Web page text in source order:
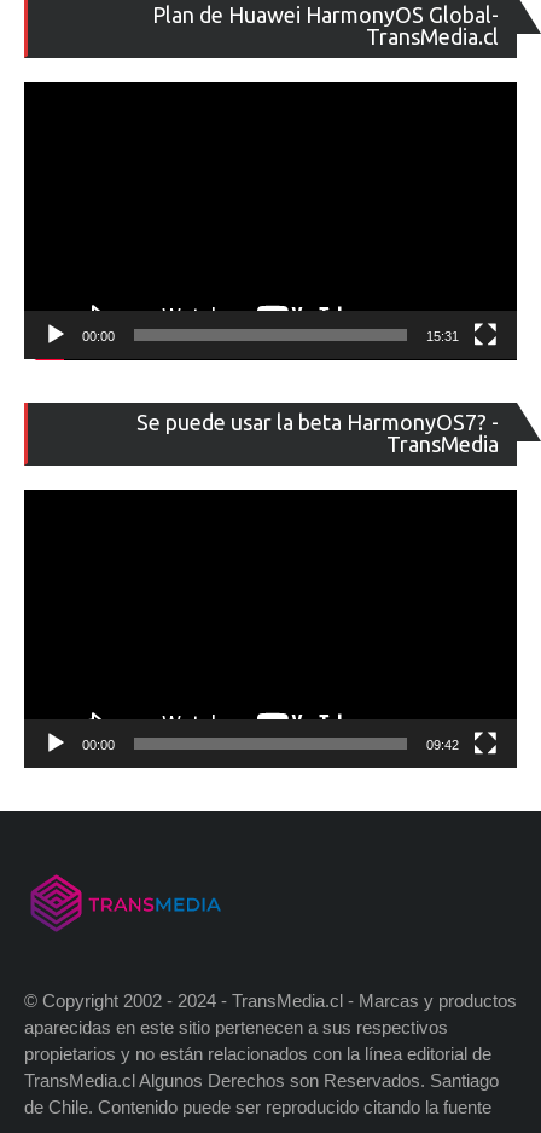
Plan de Huawei HarmonyOS Global-
TransMedia.cl
de
00:00 15:31
Se puede usar la beta HarmonyOS7? -
TransMedia
de
00:00 09:42
© Copyright 2002 - 2024 - TransMedia.cl - Marcas y productos
aparecidas en este sitio pertenecen a sus respectivos
propietarios y no están relacionados con la línea editorial de
TransMedia.cl Algunos Derechos son Reservados. Santiago
de Chile. Contenido puede ser reproducido citando la fuente